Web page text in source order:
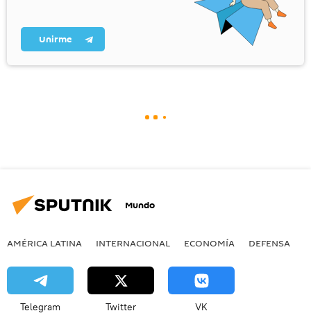
Unirme
Mundo
AMÉRICA LATINA INTERNACIONAL ECONOMÍA DEFENSA
Telegram Twitter VK